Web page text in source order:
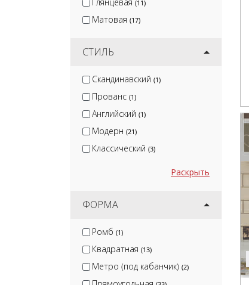
(11)
Матовая (17)
СТИЛЬ
Скандинавский (1)
Прованс (1)
Английский (1)
Модерн (21)
Классический (3)
Раскрыть
ФОРМА
Ромб (1)
Квадратная (13)
Метро (под кабанчик) (2)